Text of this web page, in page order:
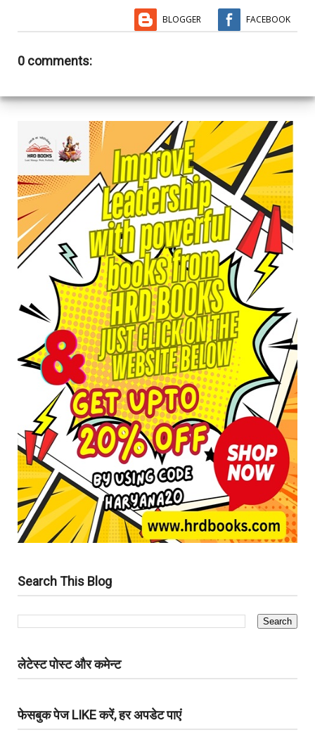
BLOGGER FACEBOOK
0 comments:
Search This Blog
लेटेस्ट पोस्ट और कमेन्ट
फेसबुक पेज LIKE करें, हर अपडेट पाएं